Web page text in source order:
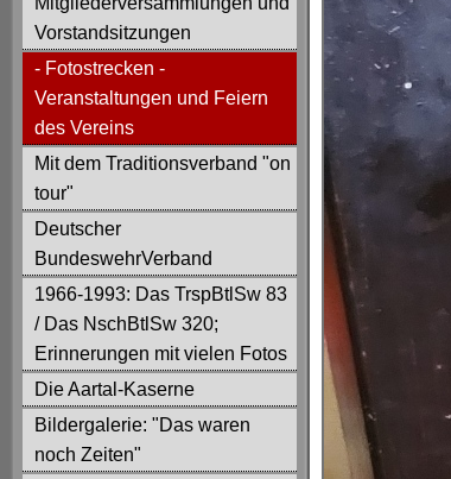
Vorstandsitzungen
- Fotostrecken -
Veranstaltungen und Feiern
des Vereins
Mit dem Traditionsverband "on
tour"
Deutscher
BundeswehrVerband
1966-1993: Das TrspBtlSw 83
/ Das NschBtlSw 320;
Erinnerungen mit vielen Fotos
Die Aartal-Kaserne
Bildergalerie: "Das waren
noch Zeiten"